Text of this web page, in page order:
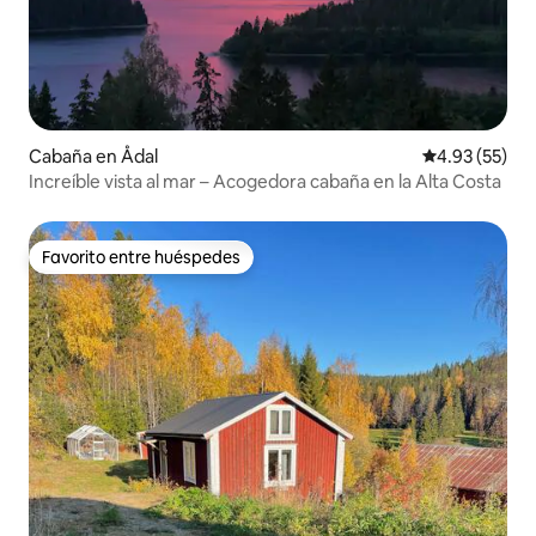
Cabaña en Ådal Calificación
4.93 (55)
Increíble vista al mar – Acogedora cabaña en la Alta Costa
Favorito entre huéspedes
Favorito entre huéspedes